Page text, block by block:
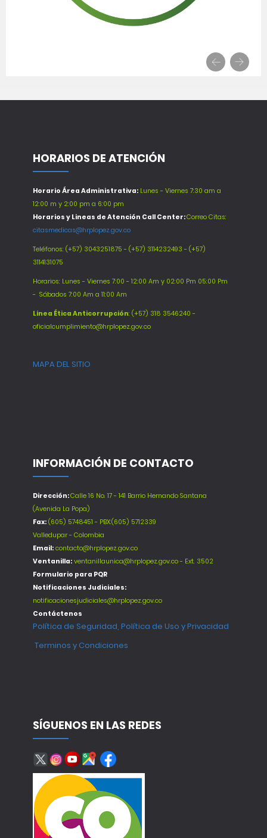
HORARIOS DE ATENCIÓN
Horario Área Administrativa: Lunes - Viernes 7:30 am a
12:00 m y 2:00 pm a 6:00 pm
Horarios y Lineas de Atención Call Center:Correo Citas:
citasmedicas@hrplopez.gov.co
Teléfonos: (+57) 3043251875 - (+57) 3114232493 - (+57)
3114131075
Horarios: Lunes - Viernes 7:00 - 12:00 Am y 02:00 Pm 05:00 Pm
- Sábados 7:00 Am a 11:00 Am
Línea Ética Anticorrupción: (+57) 318 3546240 -
oficialcumplimiento@hrplopez.gov.co
MAPA DEL SITIO
INFORMACIÓN DE CONTACTO
Dirección:Calle 16 No. 17 - 141 Barrio Hernando Santana
(Avenida La Popa)
Fax: (605) 5748451 - PBX:(605) 5712339
Valledupar - Colombia
Email: contacto@hrplopez.gov.co
Ventanilla: ventanillaunica@hrplopez.gov.co - Ext. 3502
Formulario para PQR
Notificaciones Judiciales:
notificacionesjudiciales@hrplopez.gov.co
Contáctenos
Política de Seguridad, Política de Uso y Privacidad
Terminos y Condiciones
SÍGUENOS EN LAS REDES